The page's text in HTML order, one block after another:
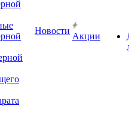
Новости
Акции